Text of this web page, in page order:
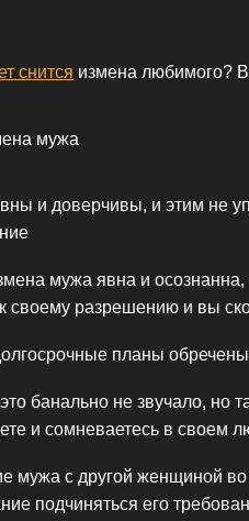
снится измена любимого?
и доверчивы, и этим не
мужа явна и осознанна,
к своему разрешению и вы
планы
банально не звучало, но
и сомневаетесь в своем
мужа с другой женщиной
подчиняться его